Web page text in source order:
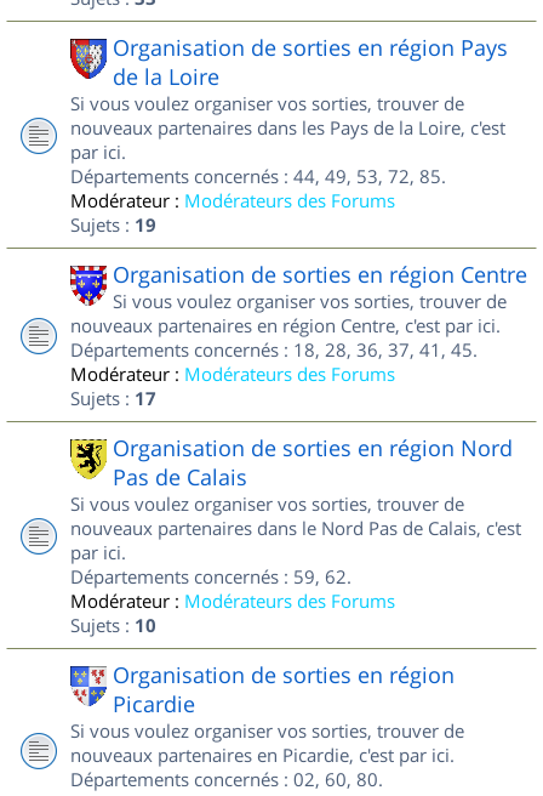
Organisation de sorties en région Pays
de la Loire
Si vous voulez organiser vos sorties, trouver de
nouveaux partenaires dans les Pays de la Loire, c'est
par ici.
Départements concernés : 44, 49, 53, 72, 85.
Modérateur : Modérateurs des Forums
Sujets : 19
Organisation de sorties en région Centre
Si vous voulez organiser vos sorties, trouver de
nouveaux partenaires en région Centre, c'est par ici.
Départements concernés : 18, 28, 36, 37, 41, 45.
Modérateur : Modérateurs des Forums
Sujets : 17
Organisation de sorties en région Nord
Pas de Calais
Si vous voulez organiser vos sorties, trouver de
nouveaux partenaires dans le Nord Pas de Calais, c'est
par ici.
Départements concernés : 59, 62.
Modérateur : Modérateurs des Forums
Sujets : 10
Organisation de sorties en région
Picardie
Si vous voulez organiser vos sorties, trouver de
nouveaux partenaires en Picardie, c'est par ici.
Départements concernés : 02, 60, 80.